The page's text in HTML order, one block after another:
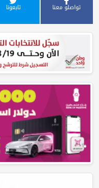
تواصلو معنا تابعونا